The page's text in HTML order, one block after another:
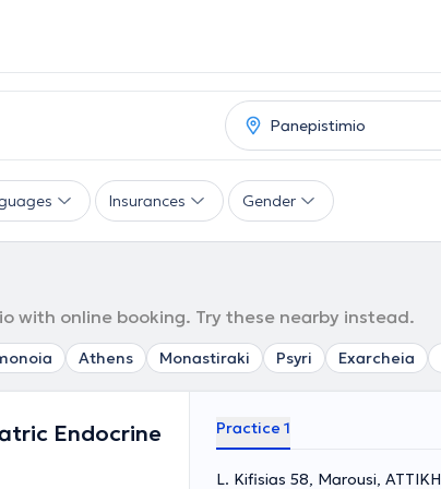
Insurances Gender
with online booking. Try these nearby instead.
Athens Monastiraki Psyri Exarcheia
Endocrine
Practice 1
L. Kifisias 58, Marousi, ΑΤΤΙΚΗ